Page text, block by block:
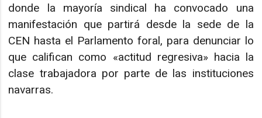
donde la mayoría sindical ha convocado una
manifestación que partirá desde la sede de la
CEN hasta el Parlamento foral, para denunciar lo
que califican como «actitud regresiva» hacia la
clase trabajadora por parte de las instituciones
navarras.